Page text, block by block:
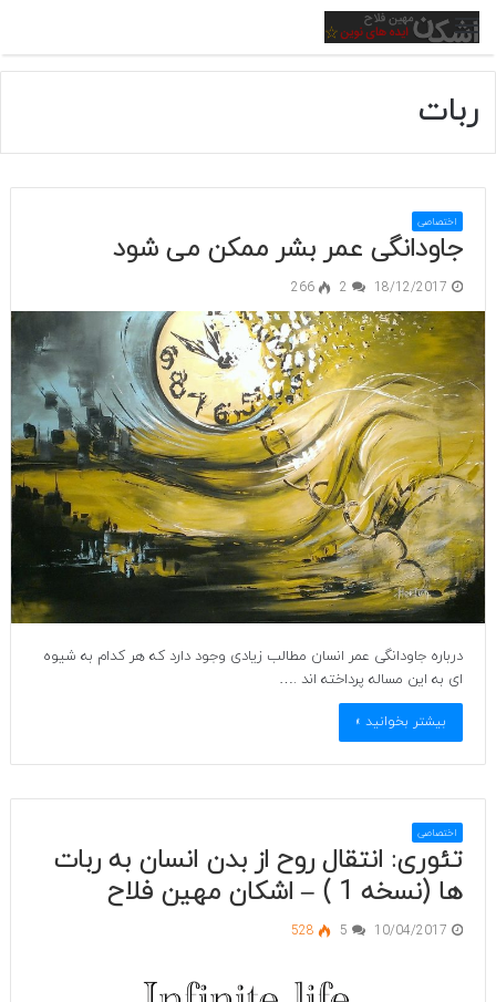
منو
ربات
اختصاصی
جاودانگی عمر بشر ممکن می شود
18/12/2017
2
266
درباره جاودانگی عمر انسان مطالب زیادی وجود دارد که هر کدام به شیوه
ای به این مساله پرداخته اند .…
بیشتر بخوانید »
اختصاصی
تئوری: انتقال روح از بدن انسان به ربات
ها (نسخه 1 ) – اشکان مهین فلاح
10/04/2017
5
528